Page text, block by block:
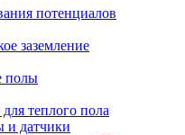
потенциалов
заземление
полы
теплого пола
и датчики